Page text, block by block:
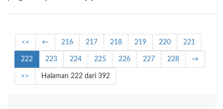
<< ← 216 217 218 219 220 221
222 223 224 225 226 227 228 →
>> Halaman 222 dari 392